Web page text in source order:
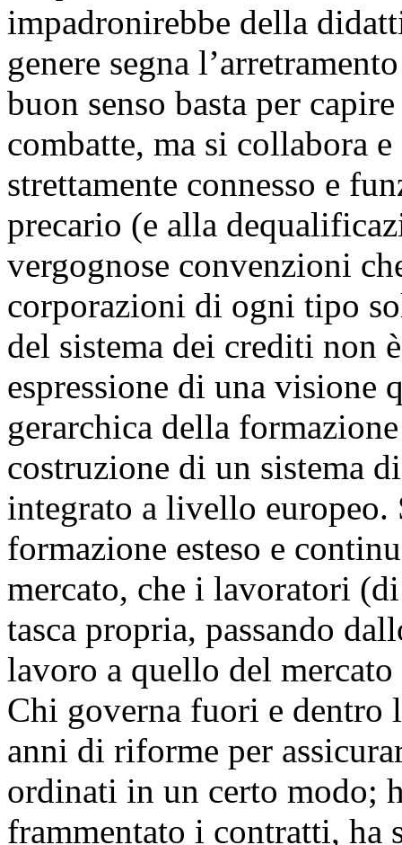
impadronirebbe della
genere segna
buon senso basta per
combatte, ma si collabora
strettamente connesso e
precario (e alla
vergognose convenzioni
corporazioni di ogni tipo
del sistema dei crediti non
espressione di una visione
gerarchica della
costruzione di un sistema
integrato a livello europeo.
formazione esteso e
mercato, che i lavoratori
tasca propria, passando
lavoro a quello del
Chi governa fuori e dentro
anni di riforme per
ordinati in un certo modo;
frammentato i contratti, ha